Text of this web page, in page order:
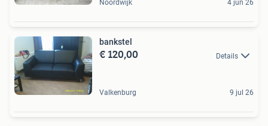
Noordwijk 4 jun 26
bankstel
€ 120,00 Details
Valkenburg 9 jul 26